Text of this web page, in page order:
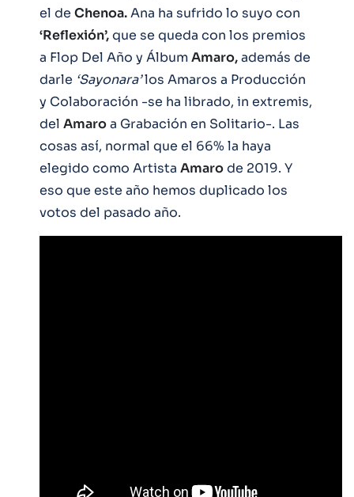
el de Chenoa.Ana ha sufrido lo suyo con
‘Reflexión’,que se queda con los premios
a Flop Del Año y ÁlbumAmaro,además de
darle ‘Sayonara’los Amaros a Producción
y Colaboración -se ha librado, in extremis,
del Amaroa Grabación en Solitario-. Las
cosas así, normal que el 66% la haya
elegido como Artista Amarode 2019. Y
eso que este año hemos duplicado los
votos del pasado año.